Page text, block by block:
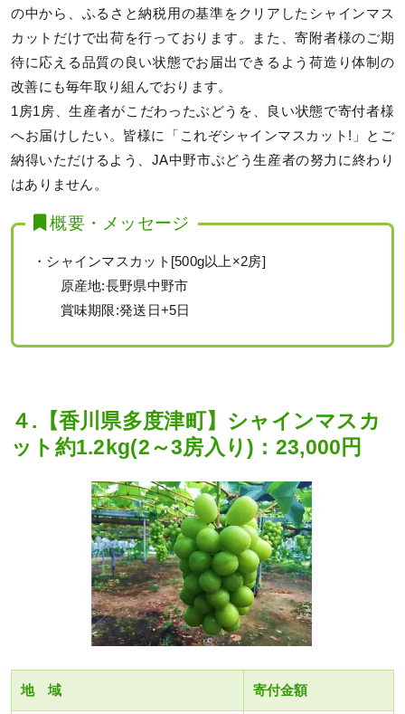
の中から、ふるさと納税用の基準をクリアしたシャインマス
カットだけで出荷を行っております。また、寄附者様のご期
待に応える品質の良い状態でお届出できるよう荷造り体制の
改善にも毎年取り組んでおります。
1房1房、生産者がこだわったぶどうを、良い状態で寄付者様
へお届けしたい。皆様に「これぞシャインマスカット!」とご
納得いただけるよう、JA中野市ぶどう生産者の努力に終わり
はありません。
概要・メッセージ
・シャインマスカット[500g以上×2房]
原産地:長野県中野市
賞味期限:発送日+5日
４.【香川県多度津町】シャインマスカ
ット約1.2kg(2～3房入り)：23,000円
地 域 寄付金額